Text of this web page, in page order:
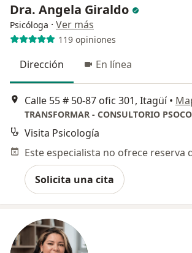
Dra. Angela Giraldo
Psicóloga · Ver más
119 opiniones
Dirección En línea
Calle 55 # 50-87 ofic 301, Itagüí •
TRANSFORMAR - CONSULTORIO
Visita Psicología
Solicita una cita